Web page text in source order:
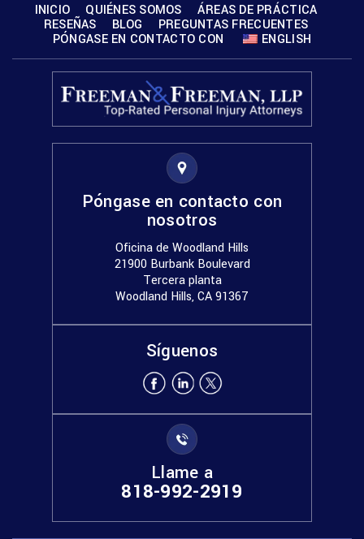
INICIO QUIÉNES SOMOS
ÁREAS DE PRÁCTICA
RESEÑAS
BLOG
PREGUNTAS FRECUENTES
PÓNGASE EN CONTACTO CON
ENGLISH
Póngase en contacto con
nosotros
Oficina de Woodland Hills
21900 Burbank Boulevard
Tercera planta
Woodland Hills, CA 91367
Síguenos
Llame a
818-992-2919